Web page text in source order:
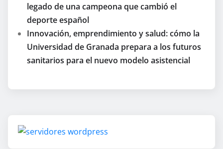
legado de una campeona que cambió el
deporte español
Innovación, emprendimiento y salud: cómo la
Universidad de Granada prepara a los futuros
sanitarios para el nuevo modelo asistencial